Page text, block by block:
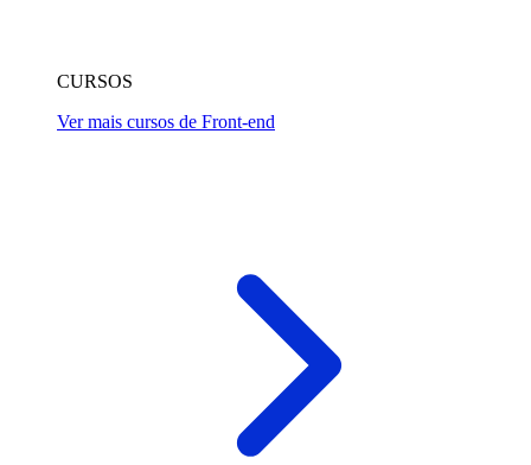
CURSOS
Ver mais cursos de Front-end